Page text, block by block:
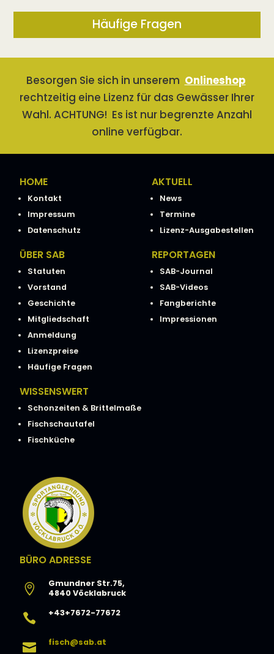
Häufige Fragen
Besorgen Sie sich in unserem Onlineshop
rechtzeitig eine Lizenz für das Gewässer Ihrer
Wahl. ACHTUNG! Es ist nur begrenzte Anzahl
online verfügbar.
HOME
Kontakt
Impressum
Datenschutz
AKTUELL
News
Termine
Lizenz-Ausgabestellen
ÜBER SAB
Statuten
Vorstand
Geschichte
Mitgliedschaft
Anmeldung
Lizenzpreise
Häufige Fragen
REPORTAGEN
SAB-Journal
SAB-Videos
Fangberichte
Impressionen
WISSENSWERT
Schonzeiten & Brittelmaße
Fischschautafel
Fischküche
BÜRO ADRESSE

Gmundner Str.75,
4840 Vöcklabruck
 +43+7672-77672
 fisch@sab.at